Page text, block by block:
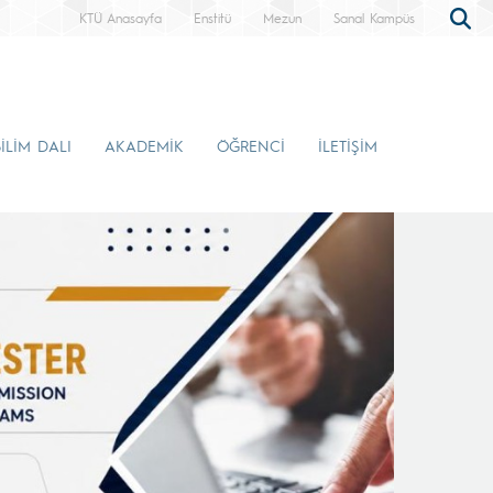
KTÜ Anasayfa Enstitü Mezun Sanal Kampüs
DALI AKADEMİK ÖĞRENCİ İLETİŞİM